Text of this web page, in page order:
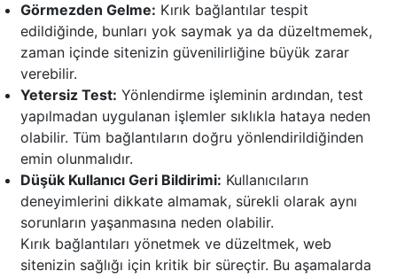
Görmezden Gelme: Kırık bağlantılar tespit
edildiğinde, bunları yok saymak ya da düzeltmemek,
zaman içinde sitenizin güvenilirliğine büyük zarar
verebilir.
Yetersiz Test: Yönlendirme işleminin ardından, test
yapılmadan uygulanan işlemler sıklıkla hataya neden
olabilir. Tüm bağlantıların doğru yönlendirildiğinden
emin olunmalıdır.
Düşük Kullanıcı Geri Bildirimi: Kullanıcıların
deneyimlerini dikkate almamak, sürekli olarak aynı
sorunların yaşanmasına neden olabilir.
Kırık bağlantıları yönetmek ve düzeltmek, web
sitenizin sağlığı için kritik bir süreçtir. Bu aşamalarda